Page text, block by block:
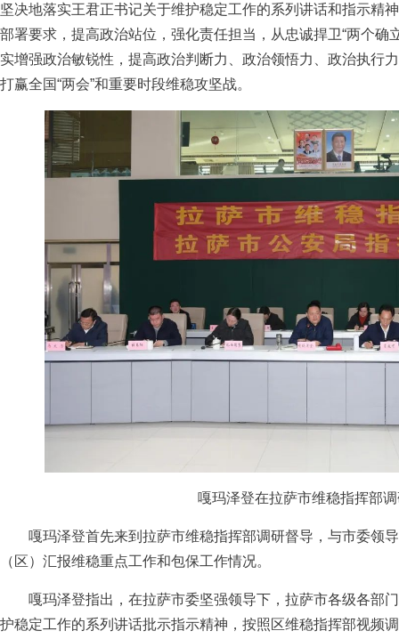
坚决地落实王君正书记关于维护稳定工作的系列讲话和指示精
部署要求，提高政治站位，强化责任担当，从忠诚捍卫“两个确
实增强政治敏锐性，提高政治判断力、政治领悟力、政治执行
打赢全国“两会”和重要时段维稳攻坚战。
嘎玛泽登在拉萨市维稳指挥部调
嘎玛泽登首先来到拉萨市维稳指挥部调研督导，与市委领导
（区）汇报维稳重点工作和包保工作情况。
嘎玛泽登指出，在拉萨市委坚强领导下，拉萨市各级各部
护稳定工作的系列讲话批示指示精神，按照区维稳指挥部视频